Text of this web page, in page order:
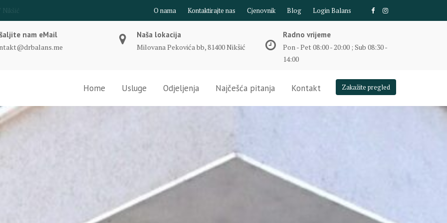
O nama Kontaktirajte nas Cjenovnik Blog Login Balans
nam eMail
Naša lokacija
Milovana Pekovića bb, 81400 Nikšić
Radno vrijeme
Pon - Pet 08:00 - 20:00 ; Sub 08:30 -
14:00
Zakažite pregled
Home Usluge Odjeljenja Najčešća pitanja Kontakt